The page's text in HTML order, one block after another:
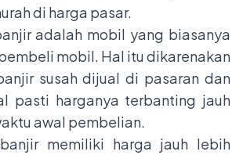
di harga pasar.
adalah mobil yang biasanya
mobil. Hal itu dikarenakan
susah dijual di pasaran dan
pasti harganya terbanting jauh
awal pembelian.
memiliki harga jauh lebih